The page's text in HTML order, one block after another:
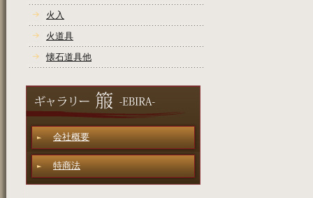
火入
火道具
懐石道具他
会社概要
特商法